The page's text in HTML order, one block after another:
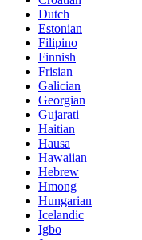
Dutch
Estonian
Filipino
Finnish
Frisian
Galician
Georgian
Gujarati
Haitian
Hausa
Hawaiian
Hebrew
Hmong
Hungarian
Icelandic
Igbo